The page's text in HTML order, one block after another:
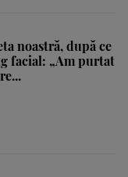
noastră, după ce
facial: „Am purtat